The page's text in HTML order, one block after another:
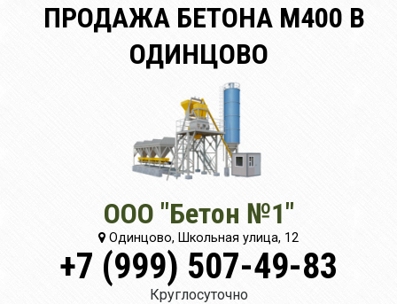
ПРОДАЖА БЕТОНА М400 В
ОДИНЦОВО
ООО "Бетон №1"
Одинцово, Школьная улица, 12
+7 (999) 507-49-83
Круглосуточно